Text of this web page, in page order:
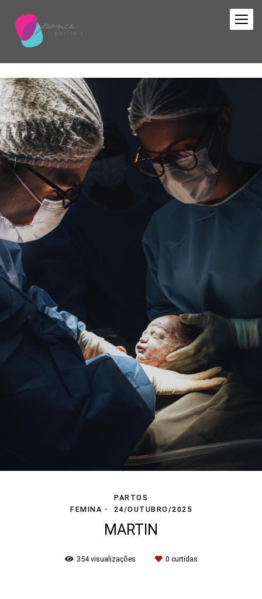
PARTOS
FEMINA
24/OUTUBRO/2025
MARTIN
354visualizações 0 curtidas